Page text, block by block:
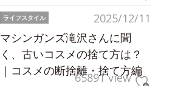
2025/12/11
ライフスタイル
マシンガンズ滝沢さんに聞
く、古いコスメの捨て方は？
｜コスメの断捨離・捨て方編
65891 view